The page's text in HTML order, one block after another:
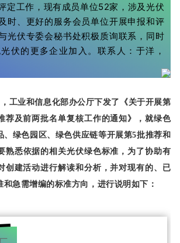
定工作，现有成员单位52家，涉及光伏
时、更好的服务会员单位开展申报和评
光伏专委会秘书处积极质询联系，同时
伏的更多企业加入。联系人：于洋，
工业和信息化部办公厅下发了《关于开展第
荐及前两批名单复核工作的通知》，就绿色
、绿色园区、绿色供应链等开展第5批推荐和
熟悉依据的相关光伏绿色标准 ，为了协助有
创建活动进行解读和分析，并对现有的、 已
急需增编的标准方向， 进行说明 如下：